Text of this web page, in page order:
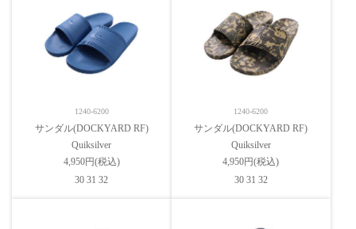
1240-6200
サンダル(DOCKYARD RF)
Quiksilver
4,950円(税込)
30 31 32
1240-6200
サンダル(DOCKYARD RF)
Quiksilver
4,950円(税込)
30 31 32